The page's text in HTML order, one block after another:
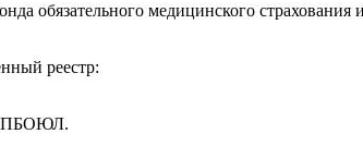
обязательного медицинского страхования
реестр:
ПБОЮЛ.